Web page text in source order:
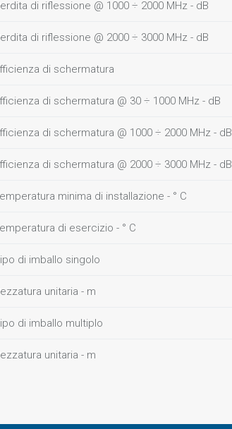
di riflessione @ 1000 ÷ 2000 MHz - dB
di riflessione @ 2000 ÷ 3000 MHz - dB
di schermatura
di schermatura @ 30 ÷ 1000 MHz - dB
di schermatura @ 1000 ÷ 2000 MHz - dB
di schermatura @ 2000 ÷ 3000 MHz - dB
minima di installazione - ° C
di esercizio - ° C
di imballo singolo
unitaria - m
di imballo multiplo
unitaria - m